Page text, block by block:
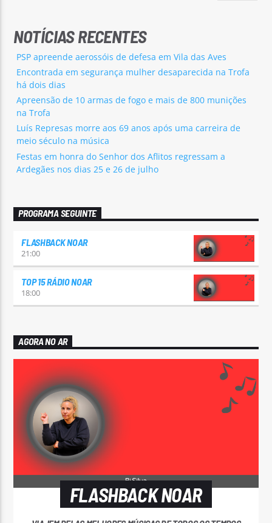
NOTÍCIAS RECENTES
PSP apreende aerossóis de defesa em Vila das Aves
Encontrada em segurança mulher desaparecida na Trofa
há dois dias
Apreensão de 10 armas de fogo e mais de 800 munições
na Trofa
Luís Represas morre aos 69 anos após uma carreira de
meio século na música
Festas em honra do Senhor dos Aflitos regressam a
Ardegães nos dias 25 e 26 de julho
PROGRAMA SEGUINTE
FLASHBACK NOAR
21:00
TOP 15 RÁDIO NOAR
18:00
AGORA NO AR
FLASHBACK NOAR